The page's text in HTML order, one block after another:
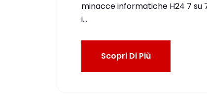
minacce informatiche H24 7 su
i…
Scopri Di Più